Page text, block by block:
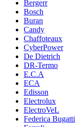
Bergerr
Bosch
Buran
Candy
Chaffoteaux
CyberPower
De Dietrich
DR-Termo
E.C.A
ECA
Edisson
Electrolux
ElectroVeL
Federica Bugatti